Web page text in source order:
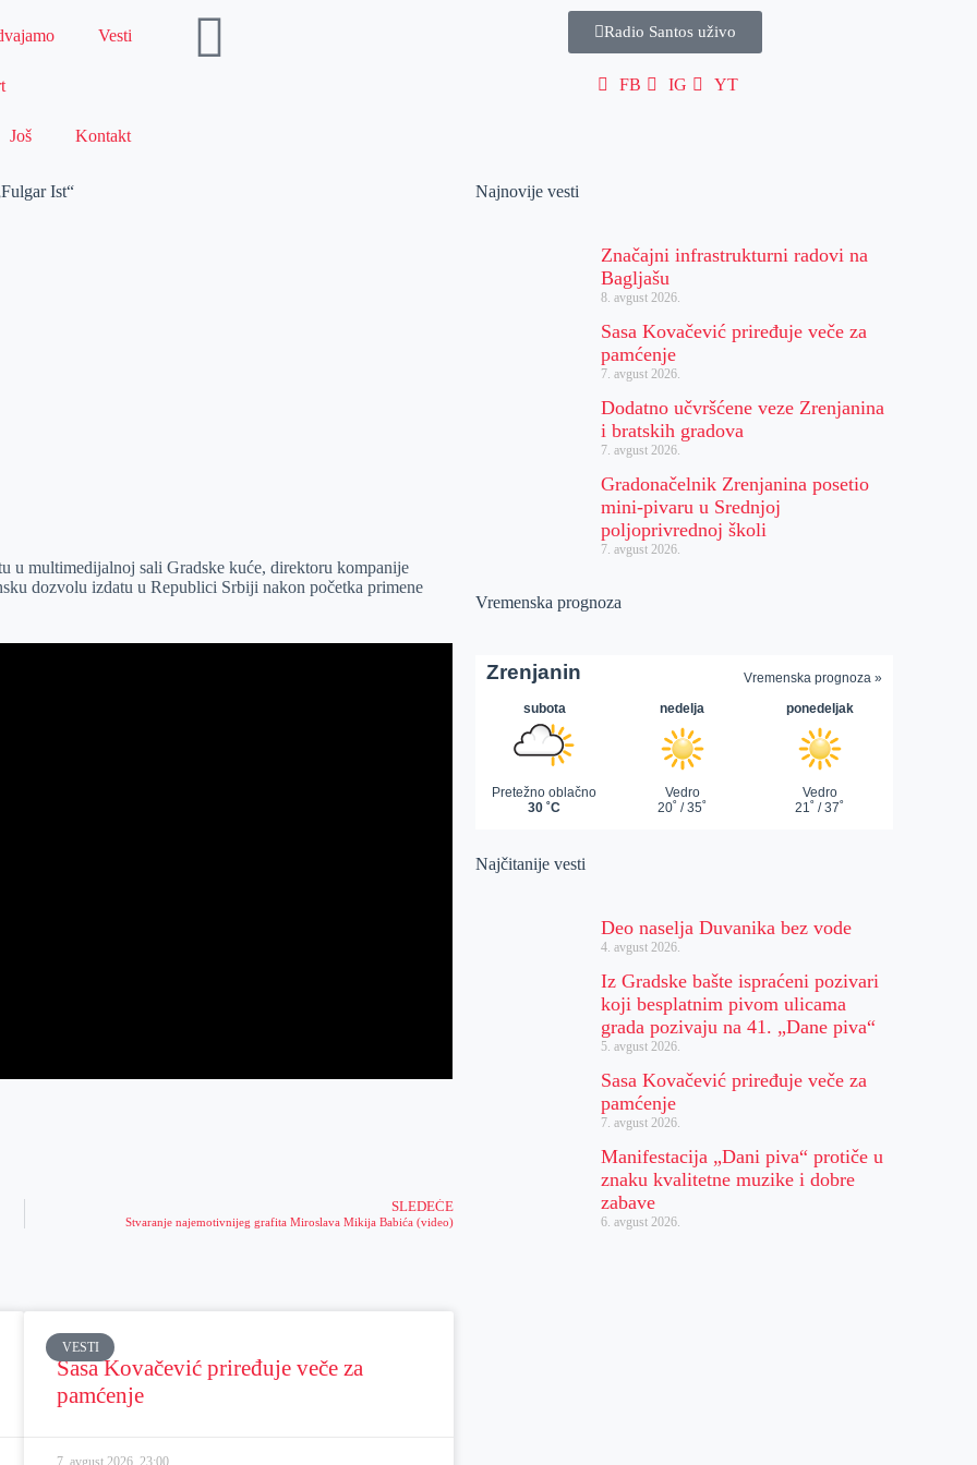
Vesti
Još Kontakt
Radio Santos uživo
FB IG YT
Ist“
u multimedijalnoj sali Gradske kuće, direktoru kompanije
dozvolu izdatu u Republici Srbiji nakon početka primene
SLEDEĆE
Stvaranje najemotivnijeg grafita Miroslava Mikija Babića (video)
VESTI
Sasa Kovačević priređuje veče za
pamćenje
7. avgust 2026. 23:00
Najnovije vesti
Značajni infrastrukturni radovi na
Bagljašu
8. avgust 2026.
Sasa Kovačević priređuje veče za
pamćenje
7. avgust 2026.
Dodatno učvršćene veze Zrenjanina
i bratskih gradova
7. avgust 2026.
Gradonačelnik Zrenjanina posetio
mini-pivaru u Srednjoj
poljoprivrednoj školi
7. avgust 2026.
Vremenska prognoza
Najčitanije vesti
Deo naselja Duvanika bez vode
4. avgust 2026.
Iz Gradske bašte ispraćeni pozivari
koji besplatnim pivom ulicama
grada pozivaju na 41. „Dane piva“
5. avgust 2026.
Sasa Kovačević priređuje veče za
pamćenje
7. avgust 2026.
Manifestacija „Dani piva“ protiče u
znaku kvalitetne muzike i dobre
zabave
6. avgust 2026.